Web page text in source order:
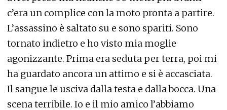
c’era un complice con la moto pronta a partire.
L’assassino è saltato su e sono spariti. Sono
tornato indietro e ho visto mia moglie
agonizzante. Prima era seduta per terra, poi mi
ha guardato ancora un attimo e si è accasciata.
Il sangue le usciva dalla testa e dalla bocca. Una
scena terribile. Io e il mio amico l’abbiamo